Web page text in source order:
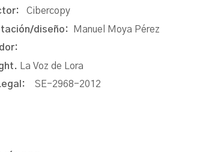
Cibercopy
diseño:
Manuel Moya Pérez
La Voz de Lora
SE-2968-2012